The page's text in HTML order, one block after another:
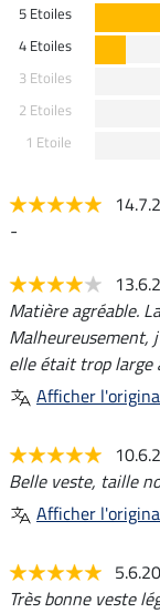
5 Etoiles
4 Etoiles
3 Etoiles
2 Etoiles
1 Etoile
-
Matière agréable.
Malheureusement,
elle était trop large
Afficher
Belle veste, taille
Afficher
Très bonne veste